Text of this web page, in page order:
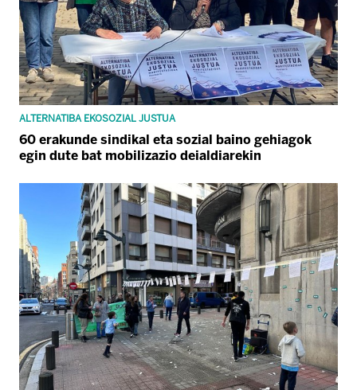
ALTERNATIBA EKOSOZIAL JUSTUA
60 erakunde sindikal eta sozial baino gehiagok
egin dute bat mobilizazio deialdiarekin